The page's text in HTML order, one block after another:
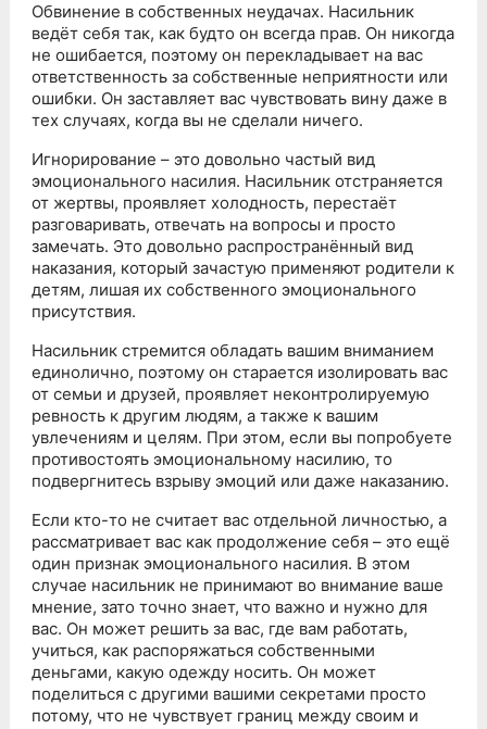
Обвинение в собственных неудачах. Насильник
ведёт себя так, как будто он всегда прав. Он никогда
не ошибается, поэтому он перекладывает на вас
ответственность за собственные неприятности или
ошибки. Он заставляет вас чувствовать вину даже в
тех случаях, когда вы не сделали ничего.
Игнорирование – это довольно частый вид
эмоционального насилия. Насильник отстраняется
от жертвы, проявляет холодность, перестаёт
разговаривать, отвечать на вопросы и просто
замечать. Это довольно распространённый вид
наказания, который зачастую применяют родители к
детям, лишая их собственного эмоционального
присутствия.
Насильник стремится обладать вашим вниманием
единолично, поэтому он старается изолировать вас
от семьи и друзей, проявляет неконтролируемую
ревность к другим людям, а также к вашим
увлечениям и целям. При этом, если вы попробуете
противостоять эмоциональному насилию, то
подвергнитесь взрыву эмоций или даже наказанию.
Если кто-то не считает вас отдельной личностью, а
рассматривает вас как продолжение себя – это ещё
один признак эмоционального насилия. В этом
случае насильник не принимают во внимание ваше
мнение, зато точно знает, что важно и нужно для
вас. Он может решить за вас, где вам работать,
учиться, как распоряжаться собственными
деньгами, какую одежду носить. Он может
поделиться с другими вашими секретами просто
потому, что не чувствует границ между своим и